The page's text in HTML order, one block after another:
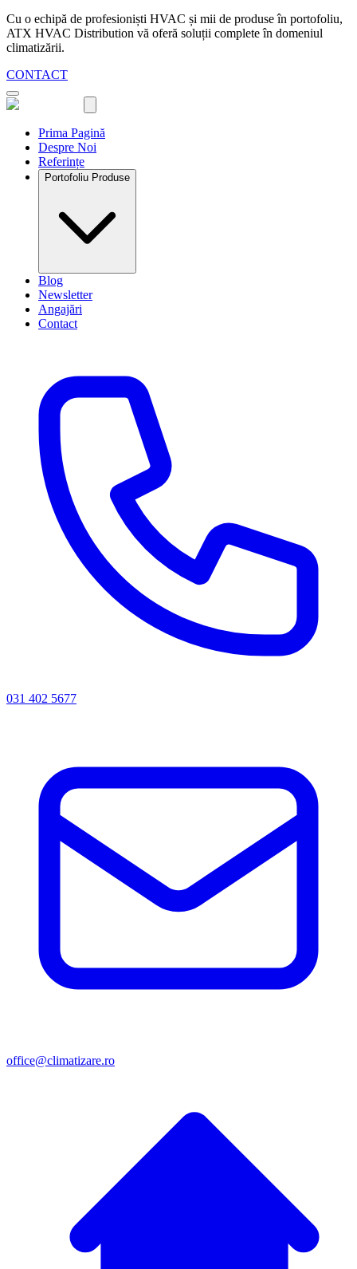
Cu o echipă de profesioniști HVAC și mii de produse în portofoliu,
ATX HVAC Distribution vă oferă soluții complete în domeniul
climatizării.
CONTACT
Prima Pagină
Despre Noi
Referințe
Portofoliu Produse
Blog
Newsletter
Angajări
Contact
031 402 5677
office@climatizare.ro